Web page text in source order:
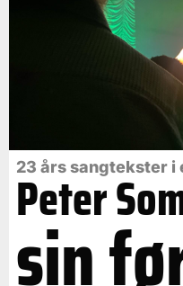
23 års sangtekster i
Peter
sin